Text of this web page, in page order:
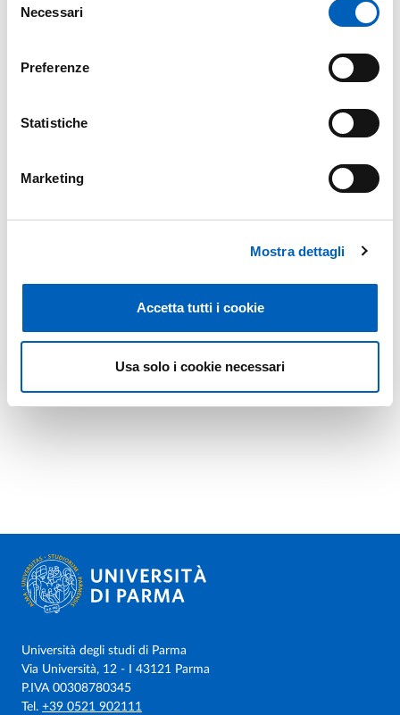
delNecessari
Preferenze
Statistiche
Marketing
Mostra dettagli
Accetta tutti i cookie
Usa solo i cookie necessari
Università degli studi di Parma
Via Università, 12 - I 43121 Parma
P.IVA 00308780345
Tel. +39 0521 902111